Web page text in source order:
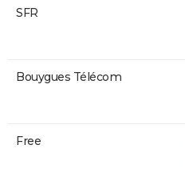
SFR
Bouygues Télécom
Free